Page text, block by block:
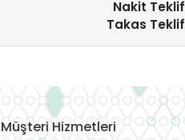
Nakit Teklif
Takas Teklif
Müşteri Hizmetleri